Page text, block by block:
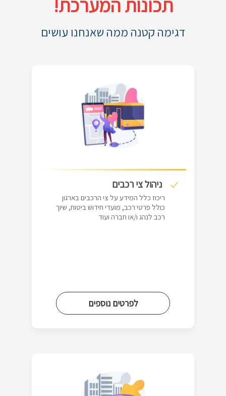
דגימה קטנה ממה שאנחנו עושים
ניהול צי רכבים
ריכוז כלל המידע על צי הרכבים בארגון
כולל פרטי רכב, מועדי חידוש ביטוח, שיוך
רכב לנהג ו/או חברה ועוד
לפרטים נוספים